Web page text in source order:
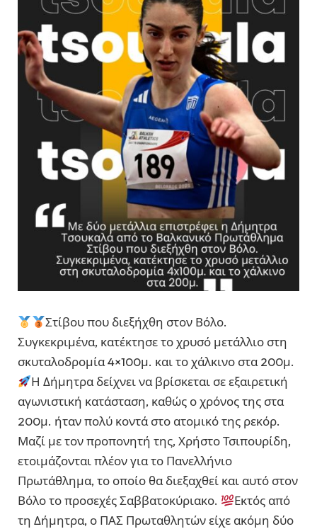
Στίβου που διεξήχθη στον Βόλο.
Συγκεκριμένα, κατέκτησε το χρυσό μετάλλιο στη
σκυταλοδρομία 4×100μ. και το χάλκινο στα 200μ.
Η Δήμητρα δείχνει να βρίσκεται σε εξαιρετική
αγωνιστική κατάσταση, καθώς ο χρόνος της στα
200μ. ήταν πολύ κοντά στο ατομικό της ρεκόρ.
Μαζί με τον προπονητή της, Χρήστο Τσιπουρίδη,
ετοιμάζονται πλέον για το Πανελλήνιο
Πρωτάθλημα, το οποίο θα διεξαχθεί και αυτό στον
Βόλο το προσεχές Σαββατοκύριακο.
Εκτός από
τη Δήμητρα, ο ΠΑΣ Πρωταθλητών είχε ακόμη δύο